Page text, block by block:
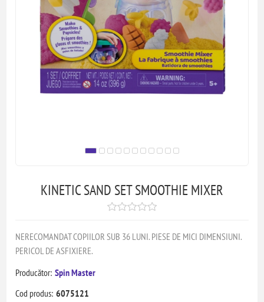
KINETIC SAND SET SMOOTHIE MIXER
NERECOMANDAT COPIILOR SUB 36 LUNI. PIESE DE MICI DIMENSIUNI.
PERICOL DE ASFIXIERE.
Producător: Spin Master
Cod produs: 6075121